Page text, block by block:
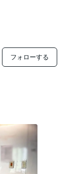
フォローする